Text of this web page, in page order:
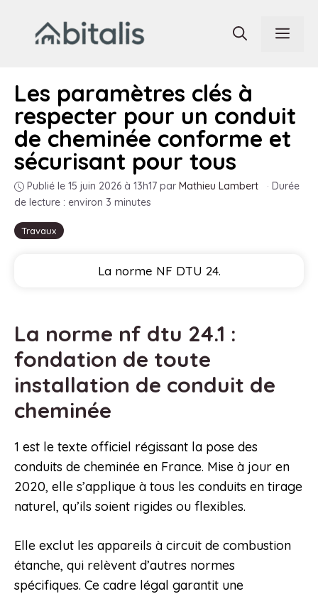
contenu
Travaux
Les paramètres clés à
respecter pour un conduit
de cheminée conforme et
sécurisant pour tous
Publié le 15 juin 2026 à 13h17 par Mathieu Lambert · Durée
de lecture : environ 3 minutes
La norme NF DTU 24.
La norme nf dtu 24.1 :
fondation de toute
installation de conduit de
cheminée
1 est le texte officiel régissant la pose des
conduits de cheminée en France. Mise à jour en
2020, elle s’applique à tous les conduits en tirage
naturel, qu’ils soient rigides ou flexibles.
Elle exclut les appareils à circuit de combustion
étanche, qui relèvent d’autres normes
spécifiques. Ce cadre légal garantit une